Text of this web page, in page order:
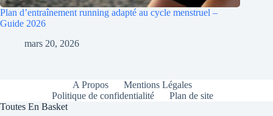
Plan d’entraînement running adapté au cycle menstruel –
Guide 2026
mars 20, 2026
A Propos
Mentions Légales
Politique de confidentialité
Plan de site
Toutes En Basket